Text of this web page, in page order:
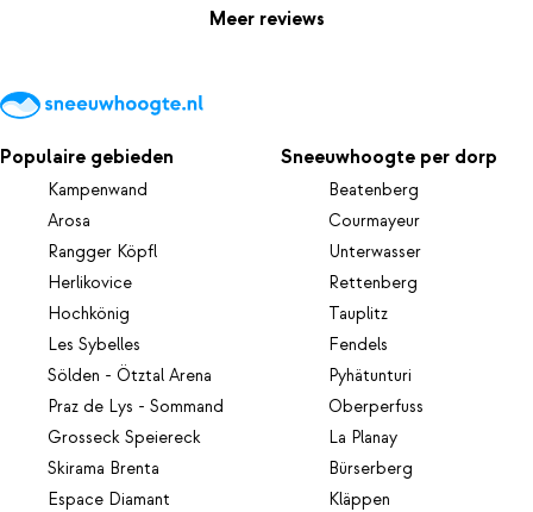
Meer reviews
Populaire gebieden
Kampenwand
Arosa
Rangger Köpfl
Herlikovice
Hochkönig
Les Sybelles
Sölden - Ötztal Arena
Praz de Lys - Sommand
Grosseck Speiereck
Skirama Brenta
Espace Diamant
Sneeuwhoogte per dorp
Beatenberg
Courmayeur
Unterwasser
Rettenberg
Tauplitz
Fendels
Pyhätunturi
Oberperfuss
La Planay
Bürserberg
Kläppen